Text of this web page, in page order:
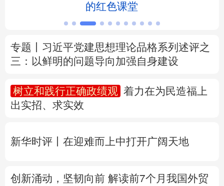
安徽 福建
广东 广西 海南
四川 贵州 云南 西藏
陕西 甘肃
新疆 内蒙古 黑龙江
多语种频道
的红色课堂
专题丨 习近平党建思想理论品格系列述评之
三：以鲜明的问题导向加强自身建设
树立和践行正确政绩观
着力在为民造福上
出实招、求实效
新华时评丨在迎难而上中打开广阔天地
创新涌动，坚韧向前 解读前7个月我国外贸